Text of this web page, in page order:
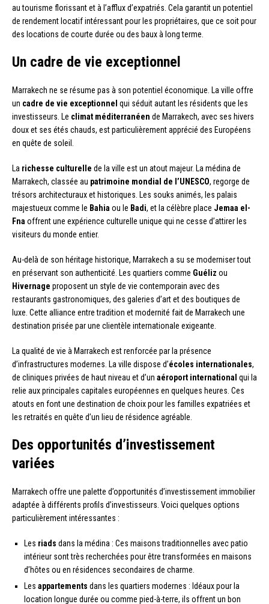
au tourisme florissant et à l’afflux d’expatriés. Cela garantit un potentiel
de rendement locatif intéressant pour les propriétaires, que ce soit pour
des locations de courte durée ou des baux à long terme.
Un cadre de vie exceptionnel
Marrakech ne se résume pas à son potentiel économique. La ville offre
un cadre de vie exceptionnel qui séduit autant les résidents que les
investisseurs. Le climat méditerranéen de Marrakech, avec ses hivers
doux et ses étés chauds, est particulièrement apprécié des Européens
en quête de soleil.
La richesse culturelle de la ville est un atout majeur. La médina de
Marrakech, classée au patrimoine mondial de l’UNESCO, regorge de
trésors architecturaux et historiques. Les souks animés, les palais
majestueux comme le Bahia ou le Badi, et la célèbre place Jemaa el-
Fna offrent une expérience culturelle unique qui ne cesse d’attirer les
visiteurs du monde entier.
Au-delà de son héritage historique, Marrakech a su se moderniser tout
en préservant son authenticité. Les quartiers comme Guéliz ou
Hivernage proposent un style de vie contemporain avec des
restaurants gastronomiques, des galeries d’art et des boutiques de
luxe. Cette alliance entre tradition et modernité fait de Marrakech une
destination prisée par une clientèle internationale exigeante.
La qualité de vie à Marrakech est renforcée par la présence
d’infrastructures modernes. La ville dispose d’écoles internationales,
de cliniques privées de haut niveau et d’un aéroport international qui la
relie aux principales capitales européennes en quelques heures. Ces
atouts en font une destination de choix pour les familles expatriées et
les retraités en quête d’un lieu de résidence agréable.
Des opportunités d’investissement
variées
Marrakech offre une palette d’opportunités d’investissement immobilier
adaptée à différents profils d’investisseurs. Voici quelques options
particulièrement intéressantes :
Les riads dans la médina : Ces maisons traditionnelles avec patio
intérieur sont très recherchées pour être transformées en maisons
d’hôtes ou en résidences secondaires de charme.
Les appartements dans les quartiers modernes : Idéaux pour la
location longue durée ou comme pied-à-terre, ils offrent un bon